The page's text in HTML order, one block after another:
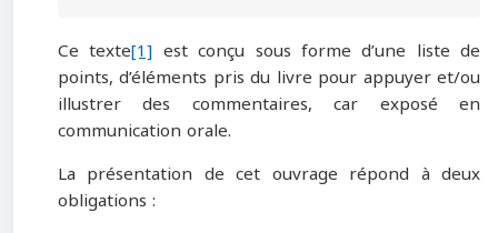
Ce texte[1] est conçu sous forme d’une liste de
points, d’éléments pris du livre pour appuyer et/ou
illustrer des commentaires, car exposé en
communication orale.
La présentation de cet ouvrage répond à deux
obligations :